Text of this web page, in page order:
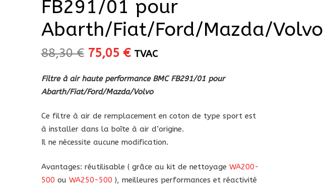
FB291/01 pour
Abarth/Fiat/Ford/Mazda/Volvo
88,30€ Le
initial
était :
75,05 €Le
actuel
est :
TVAC
Filtre à air haute performance BMC FB291/01 pour
Abarth/Fiat/Ford/Mazda/Volvo
Ce filtre à air de remplacement en coton de type sport est
à installer dans la boîte à air d’origine.
Il ne nécessite aucune modification.
Avantages: réutilisable ( grâce au kit de nettoyage WA200-
500 ou WA250-500 ), meilleures performances et réactivité